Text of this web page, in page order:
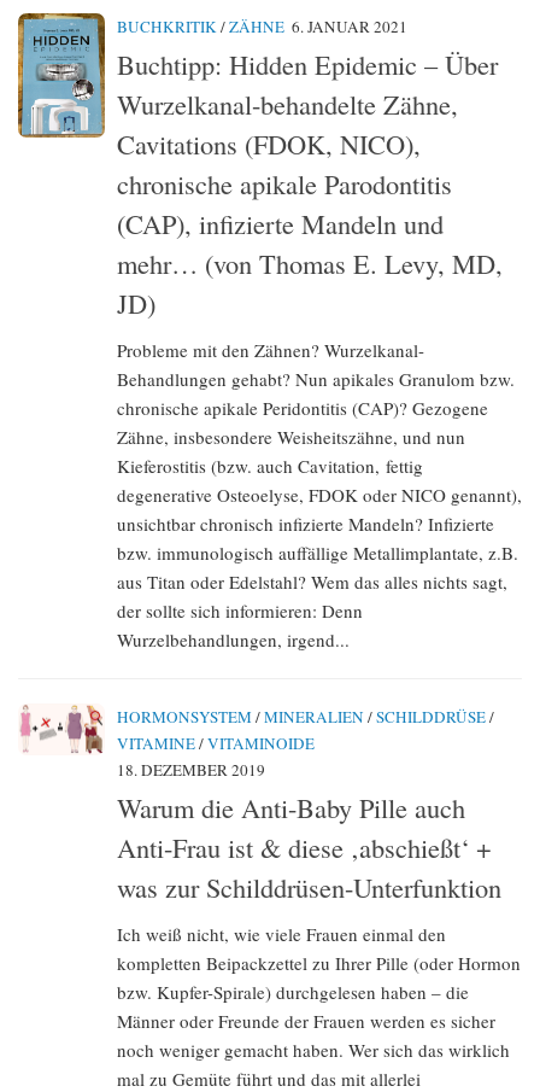
BUCHKRITIK/ZÄHNE 6. JANUAR 2021
Buchtipp: Hidden Epidemic – Über
Wurzelkanal-behandelte Zähne,
Cavitations (FDOK, NICO),
chronische apikale Parodontitis
(CAP), infizierte Mandeln und
mehr… (von Thomas E. Levy, MD,
JD)
Probleme mit den Zähnen? Wurzelkanal-
Behandlungen gehabt? Nun apikales Granulom bzw.
chronische apikale Peridontitis (CAP)? Gezogene
Zähne, insbesondere Weisheitszähne, und nun
Kieferostitis (bzw. auch Cavitation, fettig
degenerative Osteoelyse, FDOK oder NICO genannt),
unsichtbar chronisch infizierte Mandeln? Infizierte
bzw. immunologisch auffällige Metallimplantate, z.B.
aus Titan oder Edelstahl? Wem das alles nichts sagt,
der sollte sich informieren: Denn
Wurzelbehandlungen, irgend...
HORMONSYSTEM /MINERALIEN /SCHILDDRÜSE/
VITAMINE/VITAMINOIDE
18. DEZEMBER 2019
Warum die Anti-Baby Pille auch
Anti-Frau ist & diese ‚abschießt‘ +
was zur Schilddrüsen-Unterfunktion
Ich weiß nicht, wie viele Frauen einmal den
kompletten Beipackzettel zu Ihrer Pille (oder Hormon
bzw. Kupfer-Spirale) durchgelesen haben – die
Männer oder Freunde der Frauen werden es sicher
noch weniger gemacht haben. Wer sich das wirklich
mal zu Gemüte führt und das mit allerlei